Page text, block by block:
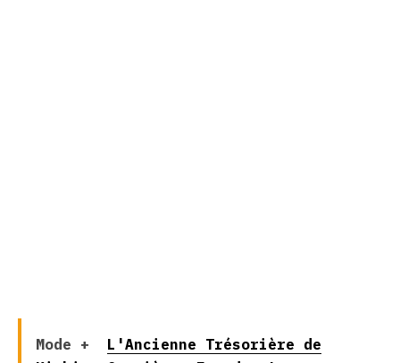
Mode +
L'Ancienne Trésorière de